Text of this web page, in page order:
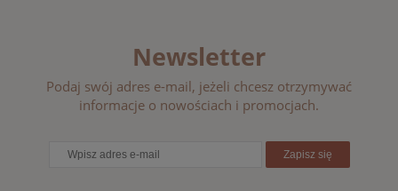
Newsletter
Podaj swój adres e-mail, jeżeli chcesz otrzymywać
informacje o nowościach i promocjach.
Zapisz się